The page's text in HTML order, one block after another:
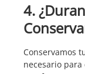
4.
Conservamos
necesario